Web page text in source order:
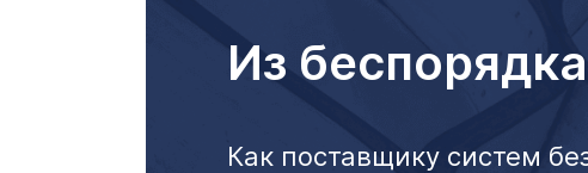
Из
Как поставщику систем